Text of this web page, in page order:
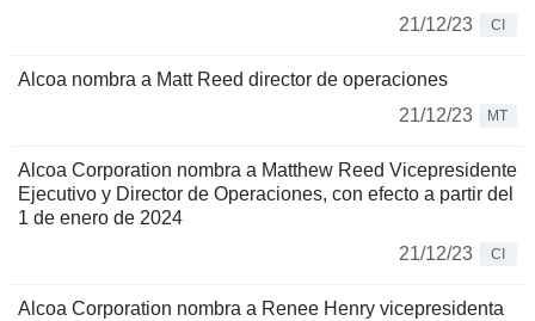
21/12/23
CI
Alcoa nombra a Matt Reed director de operaciones
21/12/23
MT
Alcoa Corporation nombra a Matthew Reed Vicepresidente
Ejecutivo y Director de Operaciones, con efecto a partir del
1 de enero de 2024
21/12/23
CI
Alcoa Corporation nombra a Renee Henry vicepresidenta